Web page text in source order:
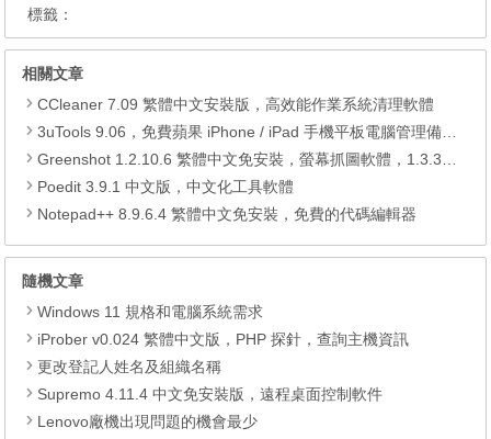
標籤：
相關文章
CCleaner 7.09 繁體中文安裝版，高效能作業系統清理軟體
3uTools 9.06，免費蘋果 iPhone / iPad 手機平板電腦管理備份還原軟體
Greenshot 1.2.10.6 繁體中文免安裝，螢幕抓圖軟體，1.3.315 安裝版
Poedit 3.9.1 中文版，中文化工具軟體
Notepad++ 8.9.6.4 繁體中文免安裝，免費的代碼編輯器
隨機文章
Windows 11 規格和電腦系統需求
iProber v0.024 繁體中文版，PHP 探針，查詢主機資訊
更改登記人姓名及組織名稱
Supremo 4.11.4 中文免安裝版，遠程桌面控制軟件
Lenovo廠機出現問題的機會最少